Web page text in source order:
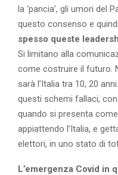
la ‘pancia’, gli umori del
questo consenso e
spesso queste
Si limitano alla
come costruire il futuro.
sarà l’Italia tra 10, 20
questi schemi fallaci,
quando si presenta
appiattendo l’Italia, e
elettori, in uno stato di
L’emergenza Covid in